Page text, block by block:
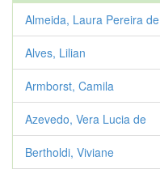
Almeida, Laura Pereira de
Alves, Lilian
Armborst, Camila
Azevedo, Vera Lucia de
Bertholdi, Viviane